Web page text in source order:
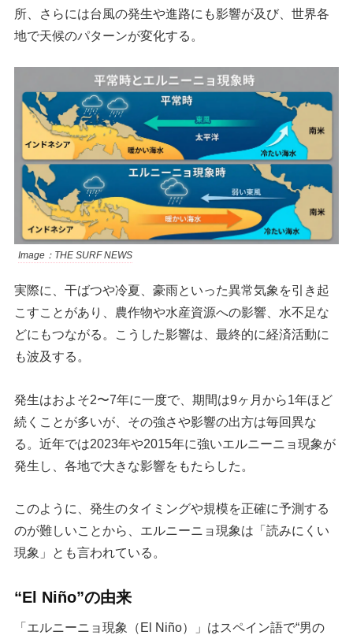
所、さらには台風の発生や進路にも影響が及び、世界各
地で天候のパターンが変化する。
Image：THE SURF NEWS
実際に、干ばつや冷夏、豪雨といった異常気象を引き起
こすことがあり、農作物や水産資源への影響、水不足な
どにもつながる。こうした影響は、最終的に経済活動に
も波及する。
発生はおよそ2〜7年に一度で、期間は9ヶ月から1年ほど
続くことが多いが、その強さや影響の出方は毎回異な
る。近年では2023年や2015年に強いエルニーニョ現象が
発生し、各地で大きな影響をもたらした。
このように、発生のタイミングや規模を正確に予測する
のが難しいことから、エルニーニョ現象は「読みにくい
現象」とも言われている。
“El Niño”の由来
「エルニーニョ現象（El Niño）」はスペイン語で“男の